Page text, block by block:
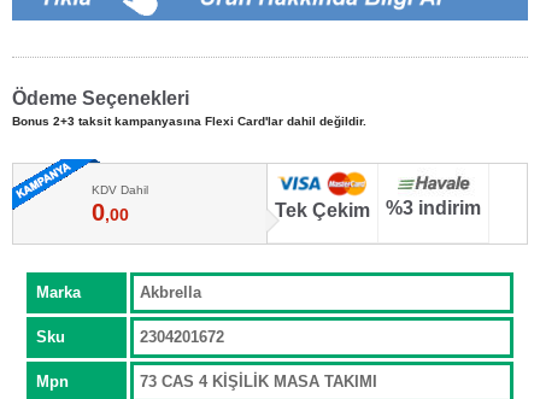
Ödeme Seçenekleri
Bonus 2+3 taksit kampanyasına Flexi Card'lar dahil değildir.
KDV Dahil
0,00 Tek Çekim %3 indirim
Marka Akbrella
Sku 2304201672
Mpn 73 CAS 4 KİŞİLİK MASA TAKIMI